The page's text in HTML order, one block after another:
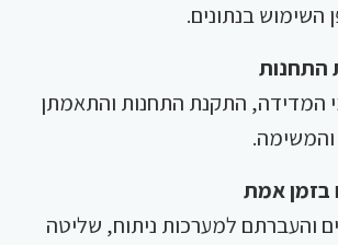
השימוש בנתונים.
התחנות
המדידה, התקנת התחנות והתאמתן
בזמן אמת
והעברתם למערכות ניתוח, שליטה